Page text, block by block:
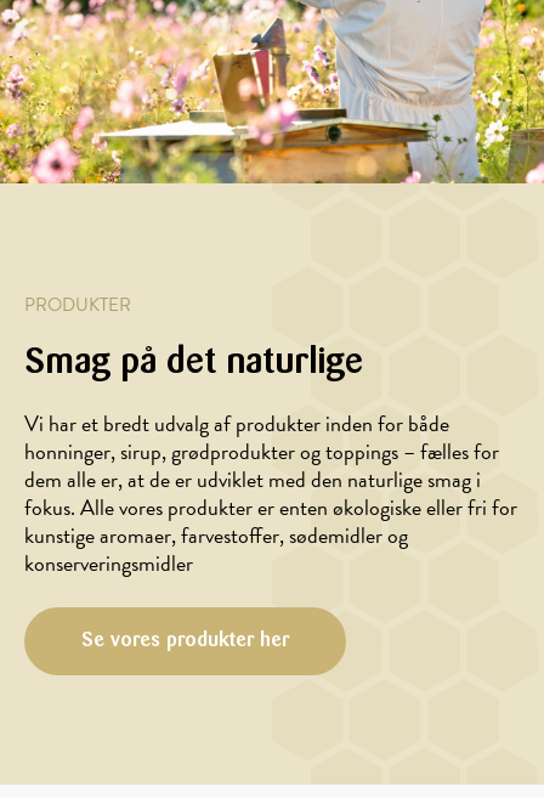
beder
med
balsamicoglace
og
feta
grillede
grøntsager
med
bagte
cherrytomater
gedeost
og
honning
torsk
med
kartofler
HOVEDRET,
JUL/NYTÅR
Helstegt
and
HOVEDRET,
JUL/NYTÅR,
Honningrødkål
PRODUKTER
Smag på det naturlige
Vi har et bredt udvalg af produkter inden for både
honninger, sirup, grødprodukter og toppings – fælles for
dem alle er, at de er udviklet med den naturlige smag i
fokus. Alle vores produkter er enten økologiske eller fri for
kunstige aromaer, farvestoffer, sødemidler og
konserveringsmidler
Se vores produkter her